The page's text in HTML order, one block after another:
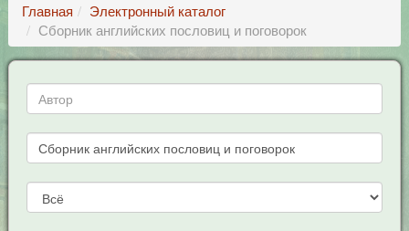
Главная
Электронный каталог
Сборник английских пословиц и поговорок